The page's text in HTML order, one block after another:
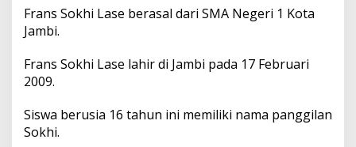
Frans Sokhi Lase berasal dari SMA Negeri 1 Kota
Jambi.
Frans Sokhi Lase lahir di Jambi pada 17 Februari
2009.
Siswa berusia 16 tahun ini memiliki nama panggilan
Sokhi.